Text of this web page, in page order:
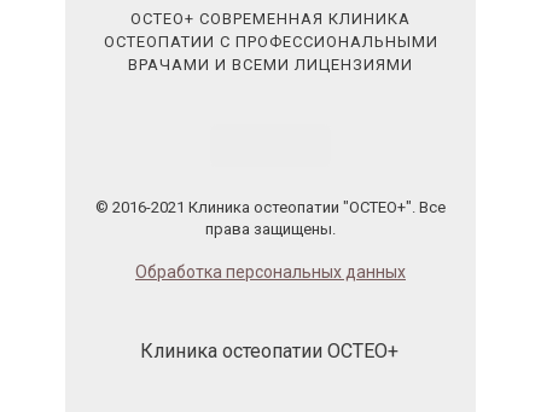
ОСТЕО+ СОВРЕМЕННАЯ КЛИНИКА
ОСТЕОПАТИИ С ПРОФЕССИОНАЛЬНЫМИ
ВРАЧАМИ И ВСЕМИ ЛИЦЕНЗИЯМИ
© 2016-2021 Клиника остеопатии "ОСТЕО+". Все
права защищены.
Обработка персональных данных
Клиника остеопатии ОСТЕО+